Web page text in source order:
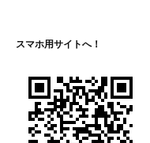
ー
ョ
ン
スマホ用サイトへ！